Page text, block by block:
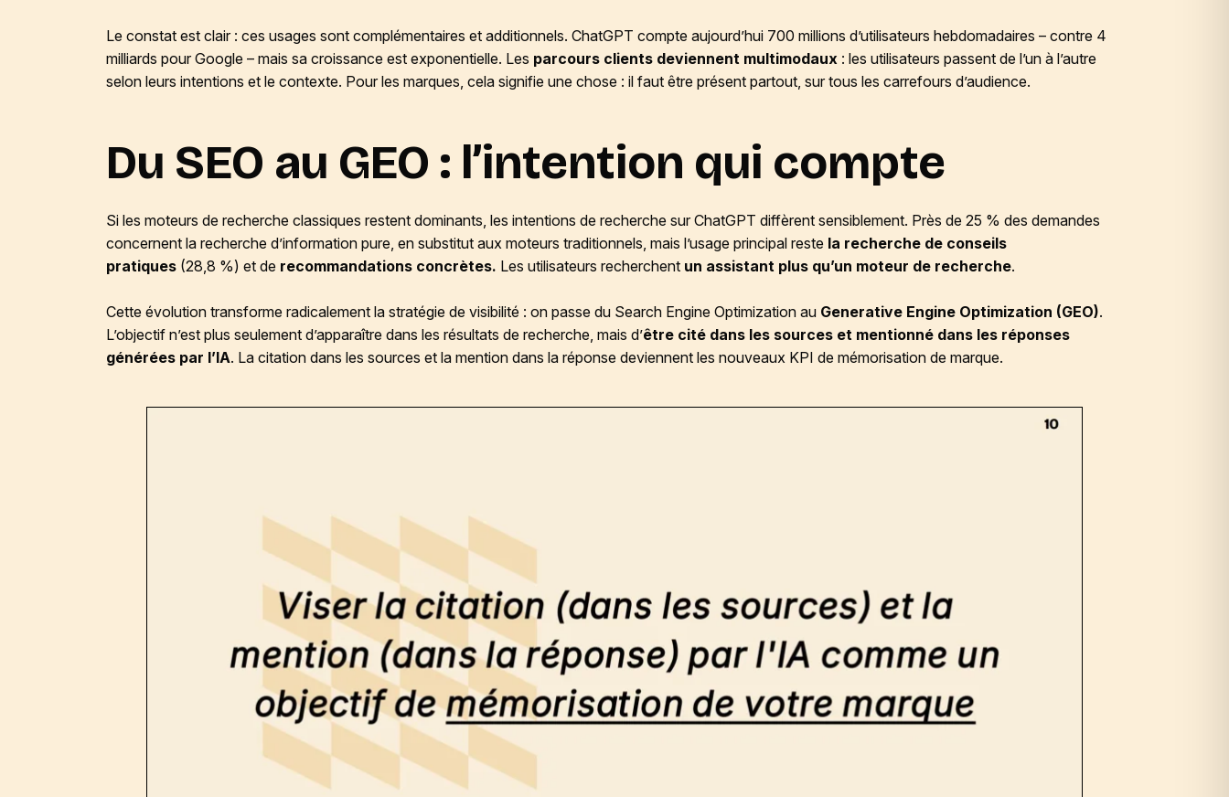
Le constat est clair : ces usages sont complémentaires et additionnels. ChatGPT compte aujourd’hui 700 millions d’utilisateurs hebdomadaires – contre 4
milliards pour Google – mais sa croissance est exponentielle. Les parcours clients deviennent multimodaux : les utilisateurs passent de l’un à l’autre
selon leurs intentions et le contexte. Pour les marques, cela signifie une chose : il faut être présent partout, sur tous les carrefours d’audience.
Du SEO au GEO : l’intention qui compte
Si les moteurs de recherche classiques restent dominants, les intentions de recherche sur ChatGPT diffèrent sensiblement. Près de 25 % des demandes
concernent la recherche d’information pure, en substitut aux moteurs traditionnels, mais l’usage principal reste la recherche de conseils
pratiques (28,8 %) et de recommandations concrètes. Les utilisateurs recherchent un assistant plus qu’un moteur de recherche.
Cette évolution transforme radicalement la stratégie de visibilité : on passe du Search Engine Optimization au Generative Engine Optimization (GEO).
L’objectif n’est plus seulement d’apparaître dans les résultats de recherche, mais d’être cité dans les sources et mentionné dans les réponses
générées par l’IA. La citation dans les sources et la mention dans la réponse deviennent les nouveaux KPI de mémorisation de marque.